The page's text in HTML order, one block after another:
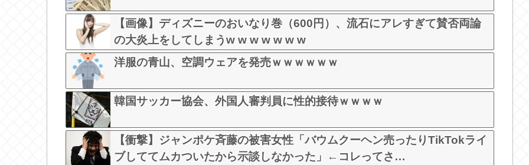
【画像】ディズニーのおいなり巻（600円）、流石にアレすぎて賛否両論
の大炎上をしてしまうw w w w w w w
洋服の青山、空調ウェアを発売ｗｗｗｗｗｗ
韓国サッカー協会、外国人審判員に性的接待ｗｗｗｗ
【衝撃】ジャンポケ斉藤の被害女性「バウムクーヘン売ったりTikTokライ
ブしててムカついたから示談しなかった」←コレってさ…